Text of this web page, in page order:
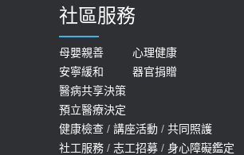
2026-05-21
女性必看國健署公費懶人包！
查完全免費 沒做虧大了
2026-05-14
膝蓋退化有9大部位 骨科醫坦言
一定得換人工關節
2019-10-08
20歲迪士尼男星因癲癇猝逝 老
孩最好發、醫師點出8大前兆
2019-07-09
社區服務
母嬰親善
心理健康
安寧緩和
器官捐贈
醫病共享決策
預立醫療決定
健康檢查 / 講座活動 / 共同照護
社工服務 / 志工招募 / 身心障礙鑑定